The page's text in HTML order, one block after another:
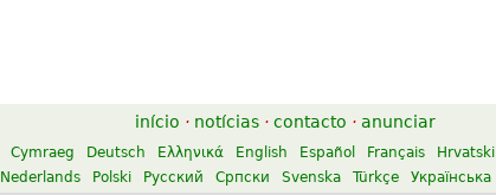
início · notícias · contacto · anunciar
Cymraeg Deutsch Ελληνικά English Español Français Hrvatski
Nederlands
Polski Русский Српски Svenska Türkçe Українська